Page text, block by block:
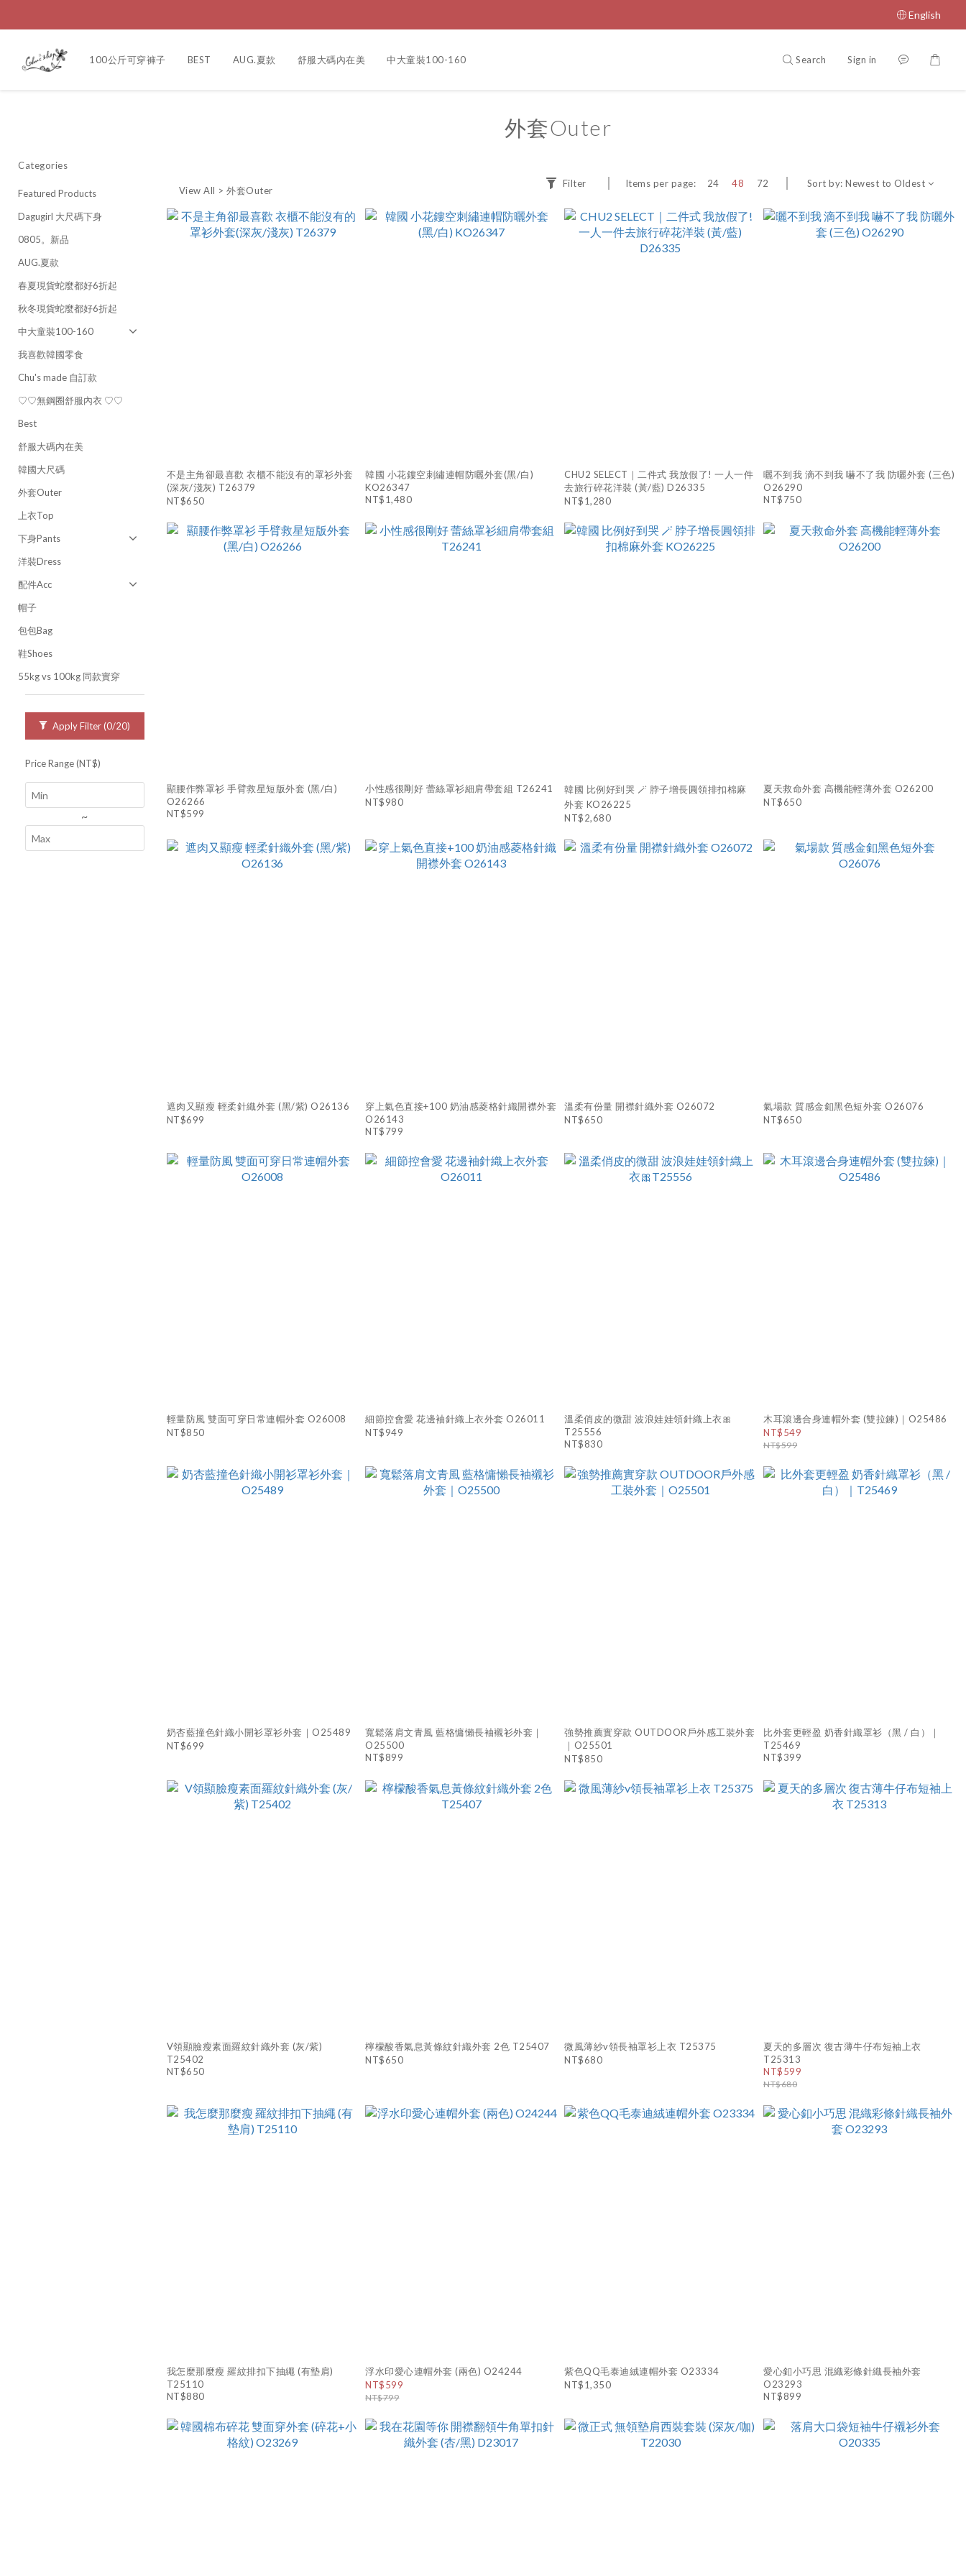
English
100公斤可穿褲子 BEST AUG.夏款 舒服大碼內在美 中大童裝100-160 Search Sign in
Categories
Featured Products
Dagugirl 大尺碼下身
0805。新品
AUG.夏款
春夏現貨蛇麼都好6折起
秋冬現貨蛇麼都好6折起
中大童裝100-160
我喜歡韓國零食
Chu's made 自訂款
♡♡無鋼圈舒服內衣 ♡♡
Best
舒服大碼內在美
韓國大尺碼
外套Outer
上衣Top
下身Pants
洋裝Dress
配件Acc
帽子
包包Bag
鞋Shoes
55kg vs 100kg 同款實穿
Apply Filter(0/20)
Price Range (NT$)
~
外套Outer
View All >外套Outer
Filter Items per page: 24 48 72 Sort by: Newest to Oldest
不是主角卻最喜歡 衣櫃不能沒有的罩衫外套
(深灰/淺灰) T26379
NT$650
韓國 小花鏤空刺繡連帽防曬外套(黑/白)
KO26347
NT$1,480
CHU2 SELECT｜二件式 我放假了! 一人一件
去旅行碎花洋裝 (黃/藍) D26335
NT$1,280
曬不到我 滴不到我 嚇不了我 防曬外套 (三色)
O26290
NT$750
顯腰作弊罩衫 手臂救星短版外套 (黑/白)
O26266
NT$599
小性感很剛好 蕾絲罩衫細肩帶套組 T26241
NT$980
韓國 比例好到哭 🪄 脖子增長圓領排扣棉麻
外套 KO26225
NT$2,680
夏天救命外套 高機能輕薄外套 O26200
NT$650
遮肉又顯瘦 輕柔針織外套 (黑/紫) O26136
NT$699
穿上氣色直接+100 奶油感菱格針織開襟外套
O26143
NT$799
溫柔有份量 開襟針織外套 O26072
NT$650
氣場款 質感金釦黑色短外套 O26076
NT$650
輕量防風 雙面可穿日常連帽外套 O26008
NT$850
細節控會愛 花邊袖針織上衣外套 O26011
NT$949
溫柔俏皮的微甜 波浪娃娃領針織上衣🎀
T25556
NT$830
木耳滾邊合身連帽外套 (雙拉鍊)｜O25486
NT$549
NT$599
奶杏藍撞色針織小開衫罩衫外套｜O25489
NT$699
寬鬆落肩文青風 藍格慵懶長袖襯衫外套｜
O25500
NT$899
強勢推薦實穿款 OUTDOOR戶外感工裝外套
｜O25501
NT$850
比外套更輕盈 奶香針織罩衫（黑 / 白）｜
T25469
NT$399
V領顯臉瘦素面羅紋針織外套 (灰/紫)
T25402
NT$650
檸檬酸香氣息黃條紋針織外套 2色 T25407
NT$650
微風薄紗v領長袖罩衫上衣 T25375
NT$680
夏天的多層次 復古薄牛仔布短袖上衣
T25313
NT$599
NT$680
我怎麼那麼瘦 羅紋排扣下抽繩 (有墊肩)
T25110
NT$880
浮水印愛心連帽外套 (兩色) O24244
NT$599
NT$799
紫色QQ毛泰迪絨連帽外套 O23334
NT$1,350
愛心釦小巧思 混織彩條針織長袖外套
O23293
NT$899